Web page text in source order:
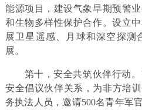
能源项目，建设气象早期预警
和生物多样性保护合作。设立
展卫星遥感、月球和深空探测
展。
第十，安全共筑伙伴行动。
安全倡议伙伴关系，为非方培
务执法人员，邀请500名青年军